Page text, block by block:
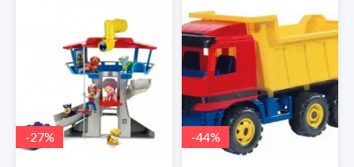
-27% -44%